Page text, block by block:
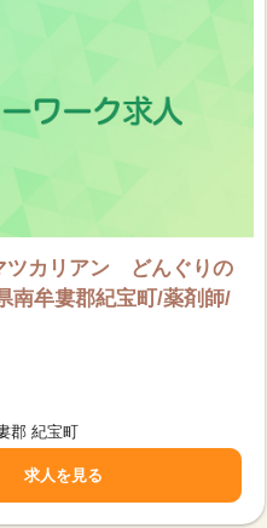
ツカリアン どんぐりの
南牟婁郡紀宝町/薬剤師/
郡 紀宝町
求人を見る